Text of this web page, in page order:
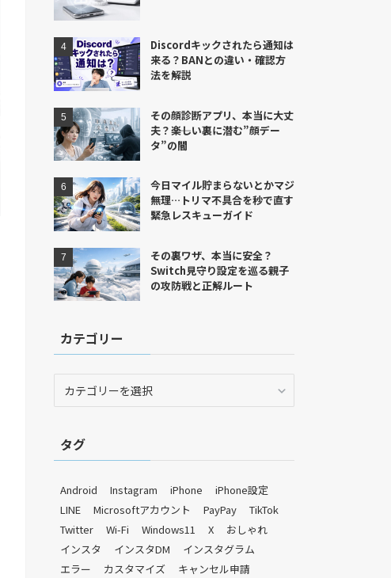
Discordキックされたら通知は
来る？BANとの違い・確認方
法を解説
その顔診断アプリ、本当に大丈
夫？――楽しい裏に潜む”顔デー
タ”の闇
今日マイル貯まらないとかマジ
無理…トリマ不具合を秒で直す
緊急レスキューガイド
その裏ワザ、本当に安全？
Switch見守り設定を巡る親子
の攻防戦と正解ルート
カテゴリー
ータグ
Android Instagram iPhone
iPhone設定
LINE
Microsoftアカウント PayPay
TikTok
Twitter
Wi-Fi Windows11 X
おしゃれ
インスタ
インスタDM
インスタグラム
エラー
カスタマイズ
キャンセル申請